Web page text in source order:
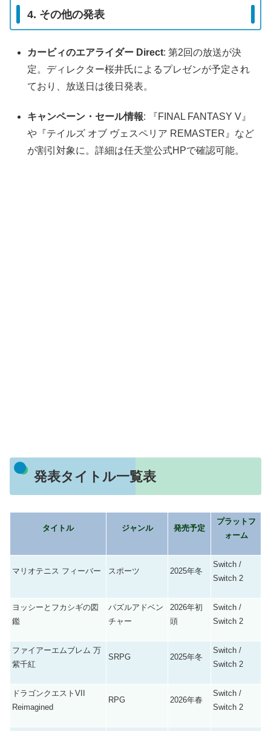
4. その他の発表
カービィのエアライダー Direct: 第2回の放送が決
定。ディレクター桜井氏によるプレゼンが予定され
ており、放送日は後日発表。
キャンペーン・セール情報: 『FINAL FANTASY V』
や『テイルズ オブ ヴェスペリア REMASTER』など
が割引対象に。詳細は任天堂公式HPで確認可能。
発表タイトル一覧表
タイトル ジャンル 発売予定
プラットフ
ォーム
マリオテニス フィーバー スポーツ 2025年冬
Switch /
Switch 2
ヨッシーとフカシギの図
鑑
パズルアドベン
チャー
2026年初
頭
Switch /
Switch 2
ファイアーエムブレム 万
紫千紅
SRPG 2025年冬
Switch /
Switch 2
ドラゴンクエストVII
Reimagined
RPG 2026年春
Switch /
Switch 2